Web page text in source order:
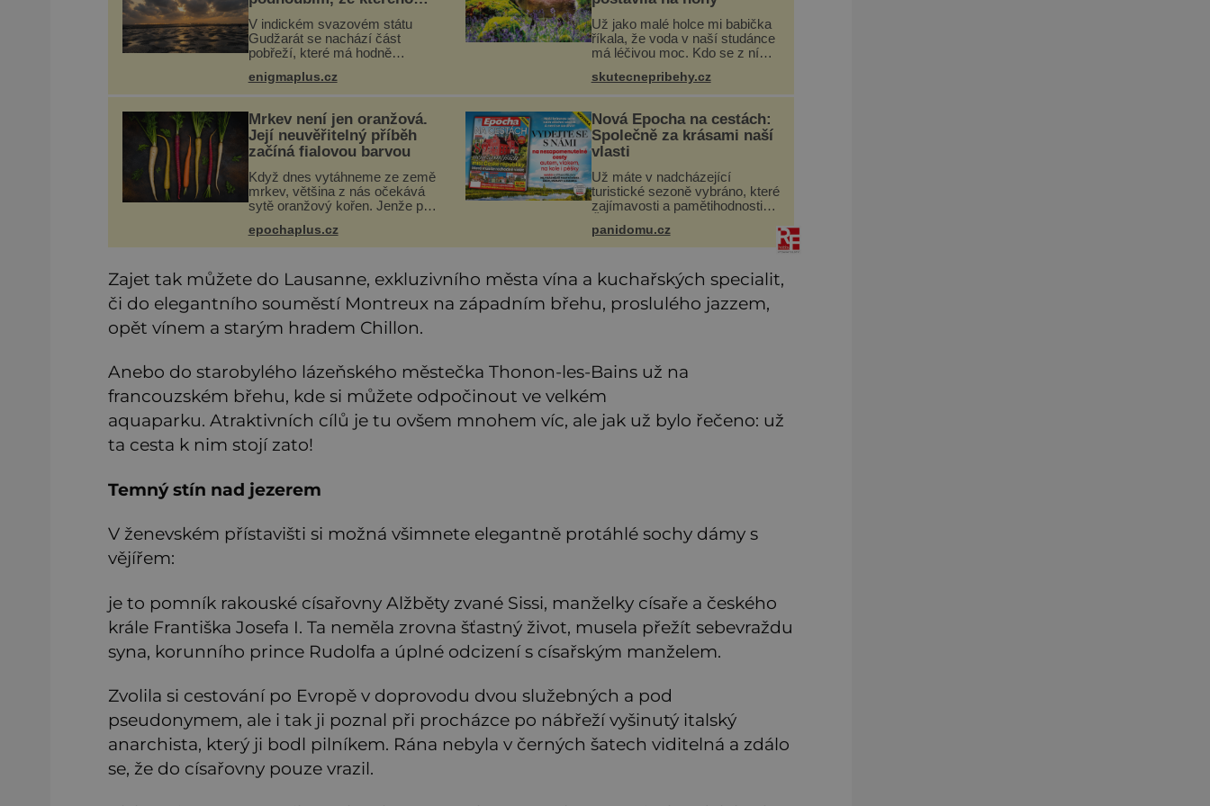
roste zlo?
V indickém svazovém státu
Gudžarát se nachází část
pobřeží, které má hodně
přispívá i černý písek této
pláže. Proč má pláž takové
netypické zbarvení? Nakolik
jsou pravdivé
enigmaplus.cz
Už jako malé holce mi babička
říkala, že voda v naší studánce
má léčivou moc. Kdo se z ní
kolem, tomu se ulevilo. Ráda
vzpomínám na své dětství a na
studánku, která se u
skutecnepribehy.cz
Mrkev není jen oranžová.
Její neuvěřitelný příběh
začíná fialovou barvou
Když dnes vytáhneme ze země
mrkev, většina z nás očekává
sytě oranžový kořen. Jenže po
všechno možné, jen ne
oranžová. Je fialová, žlutá, bílá,
epochaplus.cz
Nová Epocha na cestách:
Společně za krásami naší
vlasti
Už máte v nadcházející
turistické sezoně vybráno, které
zajímavosti a pamětihodnosti
prodeji je právě nové číslo
Epochy na cestách, které vám
panidomu.cz
Zajet tak můžete do Lausanne, exkluzivního města vína a kuchařských specialit,
či do elegantního souměstí Montreux na západním břehu, proslulého jazzem,
opět vínem a starým hradem Chillon.
Anebo do starobylého lázeňského městečka Thonon-les-Bains už na
francouzském břehu, kde si můžete odpočinout ve velkém
aquaparku. Atraktivních cílů je tu ovšem mnohem víc, ale jak už bylo řečeno: už
ta cesta k nim stojí zato!
Temný stín nad jezerem
V ženevském přístavišti si možná všimnete elegantně protáhlé sochy dámy s
vějířem:
je to pomník rakouské císařovny Alžběty zvané Sissi, manželky císaře a českého
krále Františka Josefa I. Ta neměla zrovna šťastný život, musela přežít sebevraždu
syna, korunního prince Rudolfa a úplné odcizení s císařským manželem.
Zvolila si cestování po Evropě v doprovodu dvou služebných a pod
pseudonymem, ale i tak ji poznal při procházce po nábřeží vyšinutý italský
anarchista, který ji bodl pilníkem. Rána nebyla v černých šatech viditelná a zdálo
se, že do císařovny pouze vrazil.